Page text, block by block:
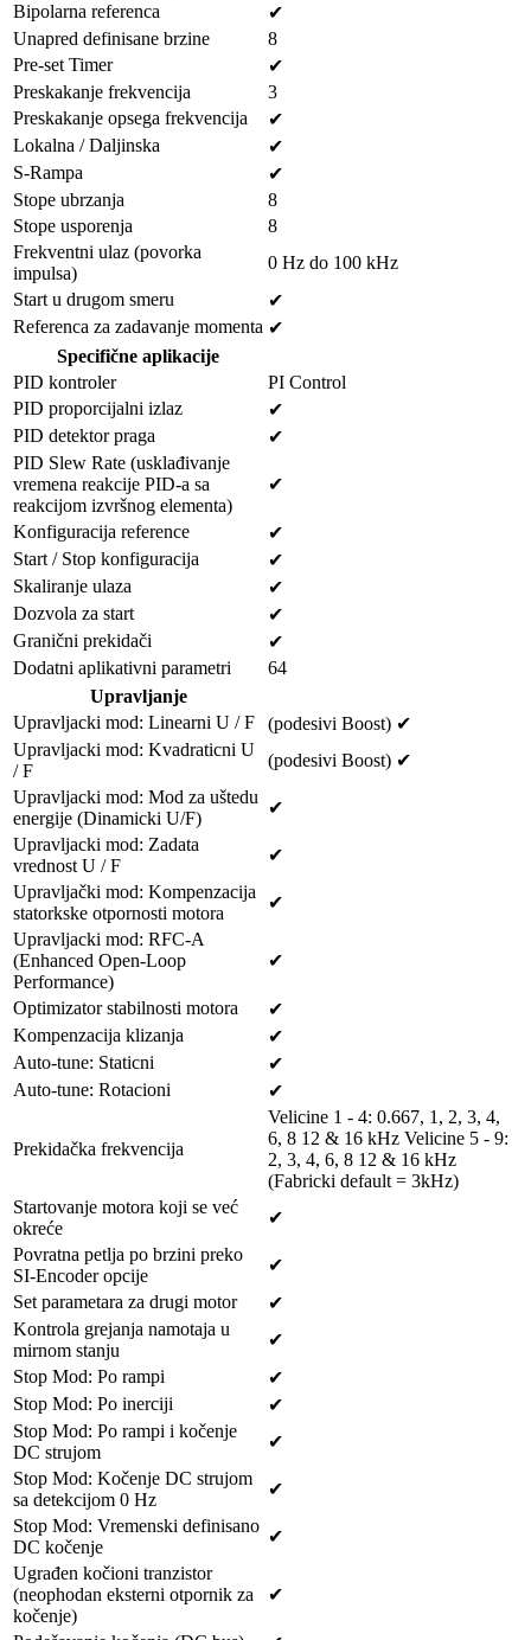
Bipolarna referenca
✔
Unapred definisane brzine
8
Pre-set Timer
✔
Preskakanje frekvencija
3
Preskakanje opsega frekvencija
✔
Lokalna / Daljinska
✔
S-Rampa
✔
Stope ubrzanja
8
Stope usporenja
8
Frekventni ulaz (povorka
impulsa)
0 Hz do 100 kHz
Start u drugom smeru
✔
Referenca za zadavanje momenta ✔
Specifične aplikacije
PID kontroler
PI Control
PID proporcijalni izlaz
✔
PID detektor praga
✔
PID Slew Rate (usklađivanje
vremena reakcije PID-a sa
reakcijom izvršnog elementa)
✔
Konfiguracija reference
✔
Start / Stop konfiguracija
✔
Skaliranje ulaza
✔
Dozvola za start
✔
Granični prekidači
✔
Dodatni aplikativni parametri
64
Upravljanje
Upravljacki mod: Linearni U / F
(podesivi Boost) ✔
Upravljacki mod: Kvadraticni U
/ F
(podesivi Boost) ✔
Upravljacki mod: Mod za uštedu
energije (Dinamicki U/F)
✔
Upravljacki mod: Zadata
vrednost U / F
✔
Upravljački mod: Kompenzacija
statorkske otpornosti motora
✔
Upravljacki mod: RFC-A
(Enhanced Open-Loop
Performance)
✔
Optimizator stabilnosti motora
✔
Kompenzacija klizanja
✔
Auto-tune: Staticni
✔
Auto-tune: Rotacioni
✔
Prekidačka frekvencija
Velicine 1 - 4: 0.667, 1, 2, 3, 4,
6, 8 12 & 16 kHz Velicine 5 - 9:
2, 3, 4, 6, 8 12 & 16 kHz
(Fabricki default = 3kHz)
Startovanje motora koji se već
okreće
✔
Povratna petlja po brzini preko
SI-Encoder opcije
✔
Set parametara za drugi motor
✔
Kontrola grejanja namotaja u
mirnom stanju
✔
Stop Mod: Po rampi
✔
Stop Mod: Po inerciji
✔
Stop Mod: Po rampi i kočenje
DC strujom
✔
Stop Mod: Kočenje DC strujom
sa detekcijom 0 Hz
✔
Stop Mod: Vremenski definisano
DC kočenje
✔
Ugrađen kočioni tranzistor
(neophodan eksterni otpornik za
kočenje)
✔